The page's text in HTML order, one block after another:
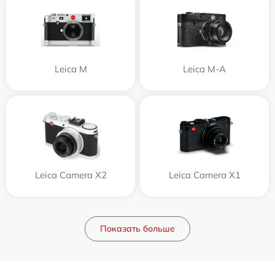
Leica M Leica M-A
Leica Camera X2 Leica Camera X1
Показать больше